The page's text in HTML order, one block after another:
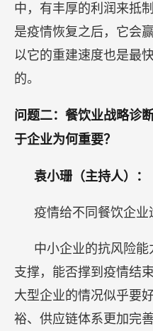
中，有丰厚的利润来抵
是疫情恢复之后，它会
以它的重建速度也是最
的。
问题二：餐饮业战略诊
于企业为何重要？
袁小珊（主持人）：
疫情给不同餐饮企业
中小企业的抗风险
支撑，能否撑到疫情结
大型企业的情况似乎要
裕、供应链体系更加完